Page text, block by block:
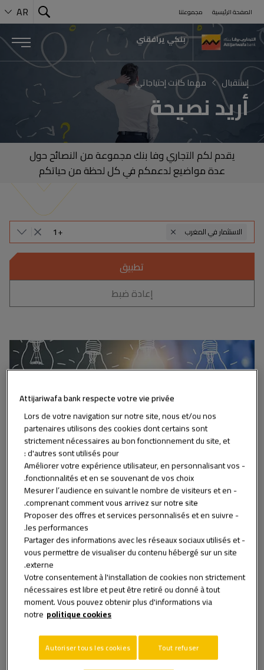
الصفحة الرئيسية مجموعتنا Search
AR
بوابة المغاربة المقيمين بالخارج من Attijariwafa bank
بنكي يرافقني
إستقبال مهما كانت إحتياجاتي
أريد نصيحة
يقدم لكم التجاري وفا بنك مجموعة من النصائح حول
عدة مواضيع لدعمكم في كل لحظة من حياتكم
الاستثمار في المغرب +
1
تطبيق
إعادة ضبط
الاستثمار في المغرب29/11/2024
من الفكرة إلى الإنشاء: كيف احقق
من الفكرة إلى الإجراءات الإدارية، يعد إطلاق مشروعكم
تعرف أكثر
Attijariwafa bank respecte votre vie privée
Lors de votre navigation sur notre site, nous et/ou nos
partenaires utilisons des cookies dont certains sont
strictement nécessaires au bon fonctionnement du site, et
d'autres sont utilisés pour :
- Améliorer votre expérience utilisateur, en personnalisant vos
fonctionnalités et en se souvenant de vos choix.
- Mesurer l’audience en suivant le nombre de visiteurs et en
comprenant comment vous arrivez sur notre site.
- Proposer des offres et services personnalisés et en suivre
les performances.
- Partager des informations avec les réseaux sociaux utilisés et
vous permettre de visualiser du contenu hébergé sur un site
externe.
Votre consentement à l'installation de cookies non strictement
nécessaires est libre et peut être retiré ou donné à tout
moment. Vous pouvez obtenir plus d'informations via
notre politique cookies
Tout refuser
Autoriser tous les cookies